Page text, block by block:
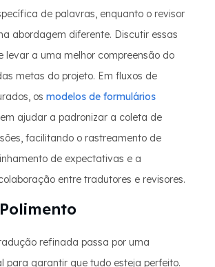
de palavras, enquanto o revisor
abordagem diferente. Discutir essas
levar a uma melhor compreensão do
metas do projeto. Em fluxos de
os modelos de formulários
ajudar a padronizar a coleta de
facilitando o rastreamento de
de expectativas e a
entre tradutores e revisores.
refinada passa por uma
para garantir que tudo esteja perfeito.